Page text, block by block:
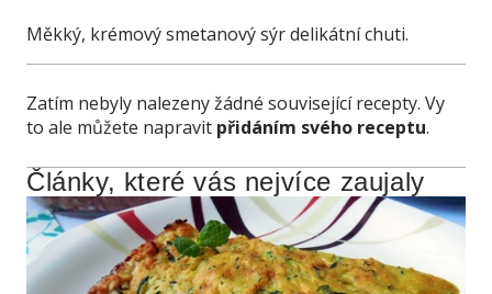
Měkký, krémový smetanový sýr delikátní chuti.
Zatím nebyly nalezeny žádné související recepty. Vy
to ale můžete napravit přidáním svého receptu.
Články, které vás nejvíce zaujaly